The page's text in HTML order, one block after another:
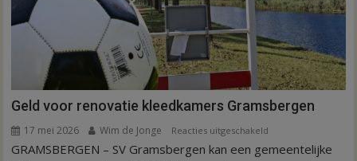
Geld voor renovatie kleedkamers Gramsbergen
17 mei 2026 Wim de Jonge Reacties uitgeschakeld
Geld
GRAMSBERGEN – SV Gramsbergen kan een gemeentelijke